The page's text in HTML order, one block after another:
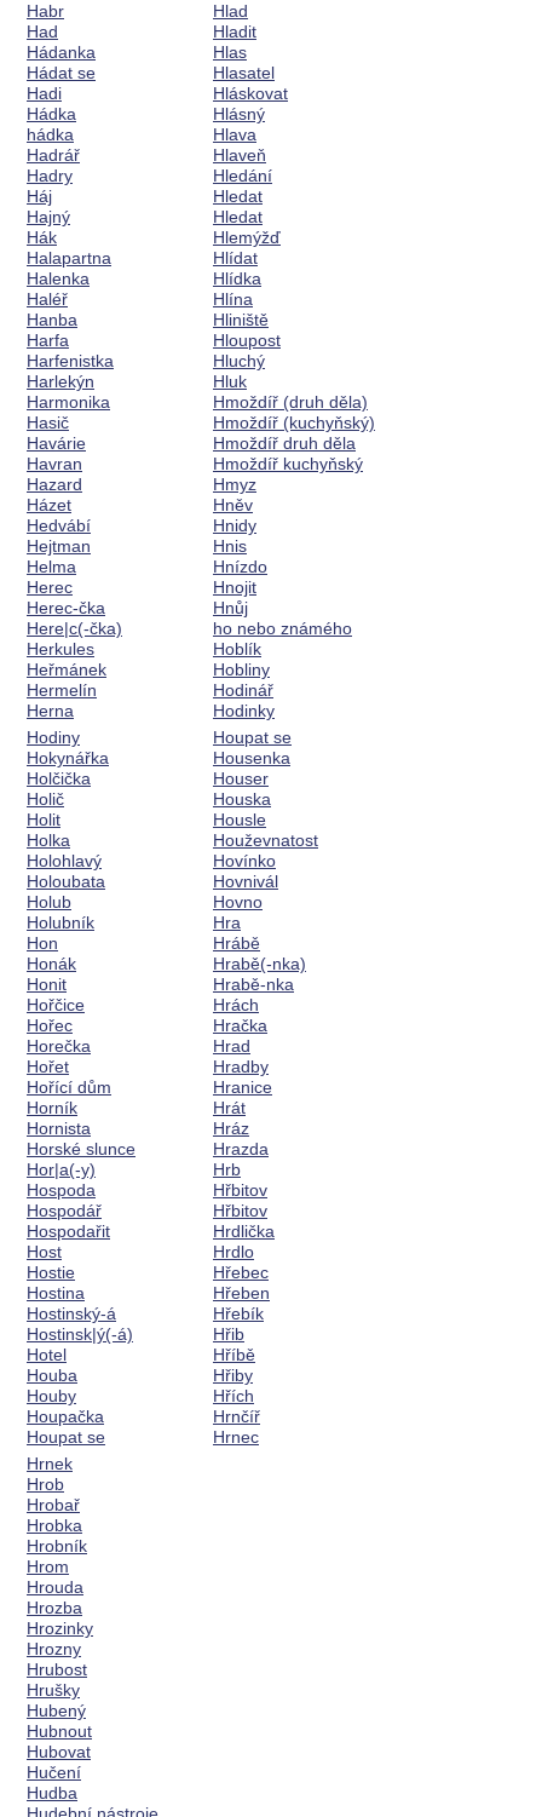
Habr
Had
Hádanka
Hádat se
Hadi
Hádka
hádka
Hadrář
Hadry
Háj
Hajný
Hák
Halapartna
Halenka
Haléř
Hanba
Harfa
Harfenistka
Harlekýn
Harmonika
Hasič
Havárie
Havran
Hazard
Házet
Hedvábí
Hejtman
Helma
Herec
Herec-čka
Here|c(-čka)
Herkules
Heřmánek
Hermelín
Herna
Hlad
Hladit
Hlas
Hlasatel
Hláskovat
Hlásný
Hlava
Hlaveň
Hledání
Hledat
Hledat
Hlemýžď
Hlídat
Hlídka
Hlína
Hliniště
Hloupost
Hluchý
Hluk
Hmoždíř (druh děla)
Hmoždíř (kuchyňský)
Hmoždíř druh děla
Hmoždíř kuchyňský
Hmyz
Hněv
Hnidy
Hnis
Hnízdo
Hnojit
Hnůj
ho nebo známého
Hoblík
Hobliny
Hodinář
Hodinky
Hodiny
Hokynářka
Holčička
Holič
Holit
Holka
Holohlavý
Holoubata
Holub
Holubník
Hon
Honák
Honit
Hořčice
Hořec
Horečka
Hořet
Hořící dům
Horník
Hornista
Horské slunce
Hor|a(-y)
Hospoda
Hospodář
Hospodařit
Host
Hostie
Hostina
Hostinský-á
Hostinsk|ý(-á)
Hotel
Houba
Houby
Houpačka
Houpat se
Houpat se
Housenka
Houser
Houska
Housle
Houževnatost
Hovínko
Hovnivál
Hovno
Hra
Hrábě
Hrabě(-nka)
Hrabě-nka
Hrách
Hračka
Hrad
Hradby
Hranice
Hrát
Hráz
Hrazda
Hrb
Hřbitov
Hřbitov
Hrdlička
Hrdlo
Hřebec
Hřeben
Hřebík
Hřib
Hříbě
Hřiby
Hřích
Hrnčíř
Hrnec
Hrnek
Hrob
Hrobař
Hrobka
Hrobník
Hrom
Hrouda
Hrozba
Hrozinky
Hrozny
Hrubost
Hrušky
Hubený
Hubnout
Hubovat
Hučení
Hudba